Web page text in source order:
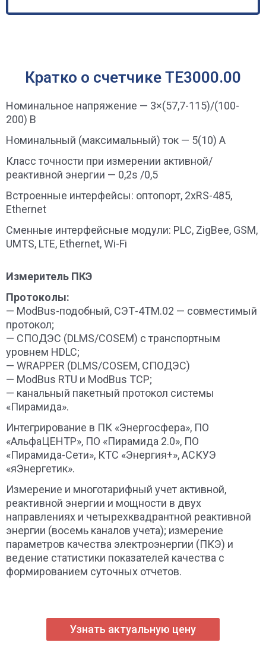
Кратко о счетчике ТЕ3000.00
Номинальное напряжение — 3×(57,7-115)/(100-
200) В
Номинальный (максимальный) ток — 5(10) А
Класс точности при измерении активной/
реактивной энергии — 0,2s /0,5
Встроенные интерфейсы: оптопорт, 2хRS-485,
Ethernet
Сменные интерфейсные модули: PLC, ZigBee, GSM,
UMTS, LTE, Ethernet, Wi-Fi
Измеритель ПКЭ
Протоколы:
— ModBus-подобный, СЭТ-4ТМ.02 — совместимый
протокол;
— СПОДЭС (DLMS/COSEM) с транспортным
уровнем HDLC;
— WRAPPER (DLMS/COSEM, СПОДЭС)
— ModBus RTU и ModBus TCP;
— канальный пакетный протокол системы
«Пирамида».
Интегрирование в ПК «Энергосфера», ПО
«АльфаЦЕНТР», ПО «Пирамида 2.0», ПО
«Пирамида-Сети», КТС «Энергия+», АСКУЭ
«яЭнергетик».
Измерение и многотарифный учет активной,
реактивной энергии и мощности в двух
направлениях и четырехквадрантной реактивной
энергии (восемь каналов учета); измерение
параметров качества электроэнергии (ПКЭ) и
ведение статистики показателей качества с
формированием суточных отчетов.
Узнать актуальную цену